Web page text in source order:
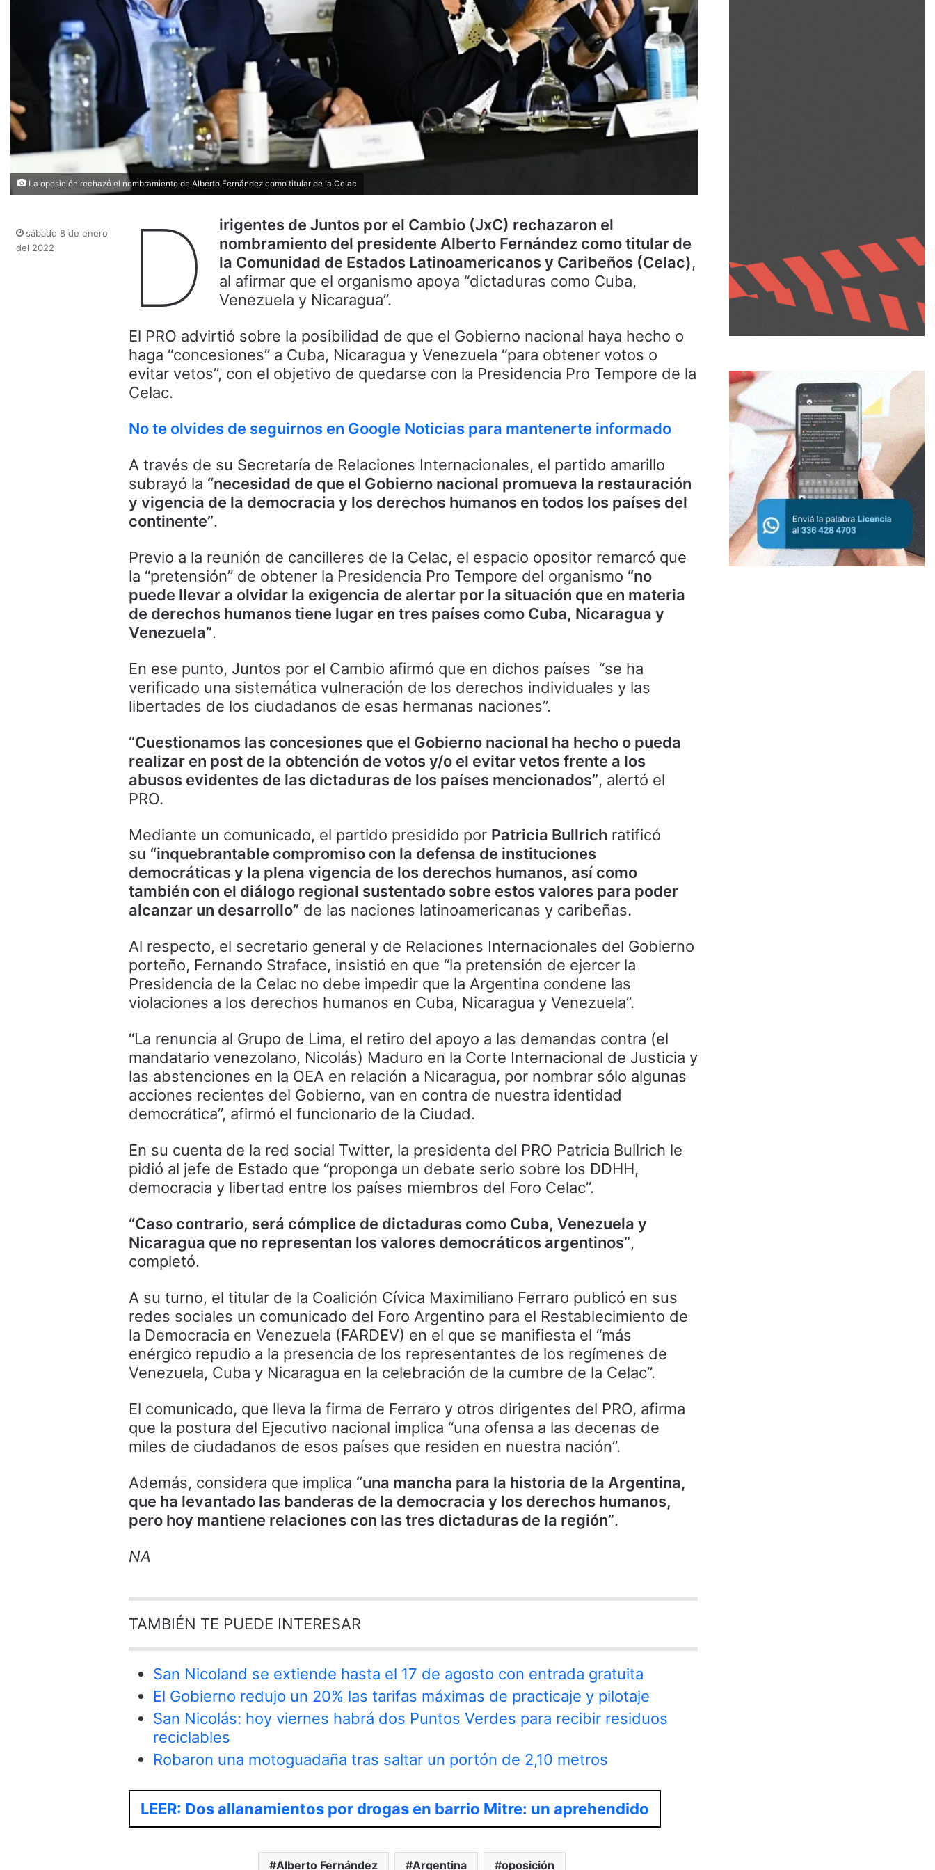
La oposición rechazó el nombramiento de Alberto Fernández como titular de la Celac
D
irigentes de Juntos por el Cambio (JxC) rechazaron el
nombramiento del presidente Alberto Fernández como titular de
la Comunidad de Estados Latinoamericanos y Caribeños (Celac),
al afirmar que el organismo apoya “dictaduras como Cuba,
Venezuela y Nicaragua”.
El PRO advirtió sobre la posibilidad de que el Gobierno nacional haya hecho o
haga “concesiones” a Cuba, Nicaragua y Venezuela “para obtener votos o
evitar vetos”, con el objetivo de quedarse con la Presidencia Pro Tempore de la
Celac.
No te olvides de seguirnos en Google Noticias para mantenerte informado
A través de su Secretaría de Relaciones Internacionales, el partido amarillo
subrayó la “necesidad de que el Gobierno nacional promueva la restauración
y vigencia de la democracia y los derechos humanos en todos los países del
continente”.
Previo a la reunión de cancilleres de la Celac, el espacio opositor remarcó que
la “pretensión” de obtener la Presidencia Pro Tempore del organismo “no
puede llevar a olvidar la exigencia de alertar por la situación que en materia
de derechos humanos tiene lugar en tres países como Cuba, Nicaragua y
Venezuela”.
En ese punto, Juntos por el Cambio afirmó que en dichos países “se ha
verificado una sistemática vulneración de los derechos individuales y las
libertades de los ciudadanos de esas hermanas naciones”.
“Cuestionamos las concesiones que el Gobierno nacional ha hecho o pueda
realizar en post de la obtención de votos y/o el evitar vetos frente a los
abusos evidentes de las dictaduras de los países mencionados”, alertó el
PRO.
Mediante un comunicado, el partido presidido por Patricia Bullrich ratificó
su “inquebrantable compromiso con la defensa de instituciones
democráticas y la plena vigencia de los derechos humanos, así como
también con el diálogo regional sustentado sobre estos valores para poder
alcanzar un desarrollo” de las naciones latinoamericanas y caribeñas.
Al respecto, el secretario general y de Relaciones Internacionales del Gobierno
porteño, Fernando Straface, insistió en que “la pretensión de ejercer la
Presidencia de la Celac no debe impedir que la Argentina condene las
violaciones a los derechos humanos en Cuba, Nicaragua y Venezuela”.
“La renuncia al Grupo de Lima, el retiro del apoyo a las demandas contra (el
mandatario venezolano, Nicolás) Maduro en la Corte Internacional de Justicia y
las abstenciones en la OEA en relación a Nicaragua, por nombrar sólo algunas
acciones recientes del Gobierno, van en contra de nuestra identidad
democrática”, afirmó el funcionario de la Ciudad.
En su cuenta de la red social Twitter, la presidenta del PRO Patricia Bullrich le
pidió al jefe de Estado que “proponga un debate serio sobre los DDHH,
democracia y libertad entre los países miembros del Foro Celac”.
“Caso contrario, será cómplice de dictaduras como Cuba, Venezuela y
Nicaragua que no representan los valores democráticos argentinos”,
completó.
A su turno, el titular de la Coalición Cívica Maximiliano Ferraro publicó en sus
redes sociales un comunicado del Foro Argentino para el Restablecimiento de
la Democracia en Venezuela (FARDEV) en el que se manifiesta el “más
enérgico repudio a la presencia de los representantes de los regímenes de
Venezuela, Cuba y Nicaragua en la celebración de la cumbre de la Celac”.
El comunicado, que lleva la firma de Ferraro y otros dirigentes del PRO, afirma
que la postura del Ejecutivo nacional implica “una ofensa a las decenas de
miles de ciudadanos de esos países que residen en nuestra nación”.
Además, considera que implica “una mancha para la historia de la Argentina,
que ha levantado las banderas de la democracia y los derechos humanos,
pero hoy mantiene relaciones con las tres dictaduras de la región”.
NA
TAMBIÉN TE PUEDE INTERESAR
San Nicoland se extiende hasta el 17 de agosto con entrada gratuita
El Gobierno redujo un 20% las tarifas máximas de practicaje y pilotaje
San Nicolás: hoy viernes habrá dos Puntos Verdes para recibir residuos
reciclables
Robaron una motoguadaña tras saltar un portón de 2,10 metros
LEER: Dos allanamientos por drogas en barrio Mitre: un aprehendido
Alberto Fernández Argentina oposición
sábado 8 de enero
del 2022